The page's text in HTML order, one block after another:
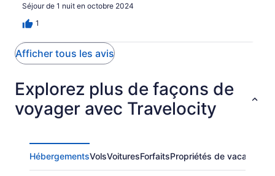
Séjour de 1 nuit en octobre 2024
1
Afficher tous les avis
Explorez plus de façons de
voyager avec Travelocity
HébergementsVolsVoituresForfaitsPropriétés de vacances